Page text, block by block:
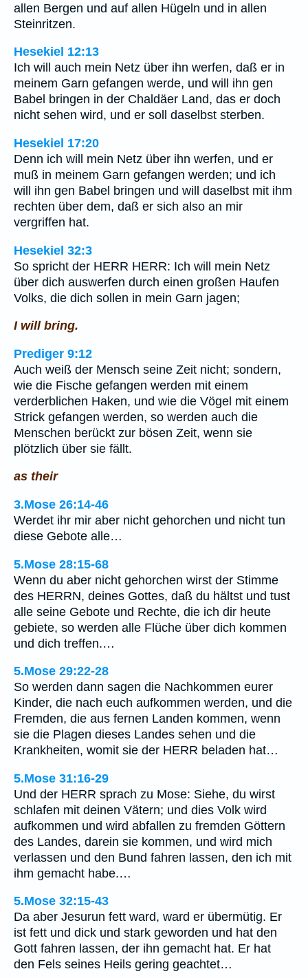
allen Bergen und auf allen Hügeln und in allen
Steinritzen.
Hesekiel 12:13
Ich will auch mein Netz über ihn werfen, daß er in
meinem Garn gefangen werde, und will ihn gen
Babel bringen in der Chaldäer Land, das er doch
nicht sehen wird, und er soll daselbst sterben.
Hesekiel 17:20
Denn ich will mein Netz über ihn werfen, und er
muß in meinem Garn gefangen werden; und ich
will ihn gen Babel bringen und will daselbst mit ihm
rechten über dem, daß er sich also an mir
vergriffen hat.
Hesekiel 32:3
So spricht der HERR HERR: Ich will mein Netz
über dich auswerfen durch einen großen Haufen
Volks, die dich sollen in mein Garn jagen;
I will bring.
Prediger 9:12
Auch weiß der Mensch seine Zeit nicht; sondern,
wie die Fische gefangen werden mit einem
verderblichen Haken, und wie die Vögel mit einem
Strick gefangen werden, so werden auch die
Menschen berückt zur bösen Zeit, wenn sie
plötzlich über sie fällt.
as their
3.Mose 26:14-46
Werdet ihr mir aber nicht gehorchen und nicht tun
diese Gebote alle…
5.Mose 28:15-68
Wenn du aber nicht gehorchen wirst der Stimme
des HERRN, deines Gottes, daß du hältst und tust
alle seine Gebote und Rechte, die ich dir heute
gebiete, so werden alle Flüche über dich kommen
und dich treffen.…
5.Mose 29:22-28
So werden dann sagen die Nachkommen eurer
Kinder, die nach euch aufkommen werden, und die
Fremden, die aus fernen Landen kommen, wenn
sie die Plagen dieses Landes sehen und die
Krankheiten, womit sie der HERR beladen hat…
5.Mose 31:16-29
Und der HERR sprach zu Mose: Siehe, du wirst
schlafen mit deinen Vätern; und dies Volk wird
aufkommen und wird abfallen zu fremden Göttern
des Landes, darein sie kommen, und wird mich
verlassen und den Bund fahren lassen, den ich mit
ihm gemacht habe.…
5.Mose 32:15-43
Da aber Jesurun fett ward, ward er übermütig. Er
ist fett und dick und stark geworden und hat den
Gott fahren lassen, der ihn gemacht hat. Er hat
den Fels seines Heils gering geachtet…